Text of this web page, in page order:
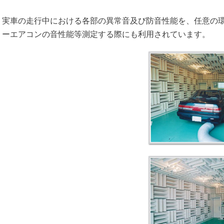
実車の走行中における各部の異常音及び防音性能を、任意の
ーエアコンの音性能等測定する際にも利用されています。